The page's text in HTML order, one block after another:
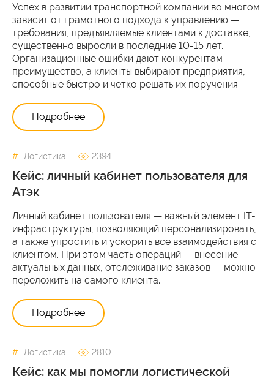
Успех в развитии транспортной компании во многом
зависит от грамотного подхода к управлению —
требования, предъявляемые клиентами к доставке,
существенно выросли в последние 10-15 лет.
Организационные ошибки дают конкурентам
преимущество, а клиенты выбирают предприятия,
способные быстро и четко решать их поручения.
Подробнее
Логистика 2394
Кейс: личный кабинет пользователя для
Атэк
Личный кабинет пользователя — важный элемент IT-
инфраструктуры, позволяющий персонализировать,
а также упростить и ускорить все взаимодействия с
клиентом. При этом часть операций — внесение
актуальных данных, отслеживание заказов — можно
переложить на самого клиента.
Подробнее
Логистика 2810
Кейс: как мы помогли логистической